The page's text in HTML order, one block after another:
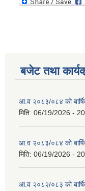
बजेट तथा
आ.व २०८३/०८४ को
मिति: 06/19/2026 -
आ.व २०८३/०८४ को
मिति: 06/19/2026 -
आ.व २०८२/०८३ को